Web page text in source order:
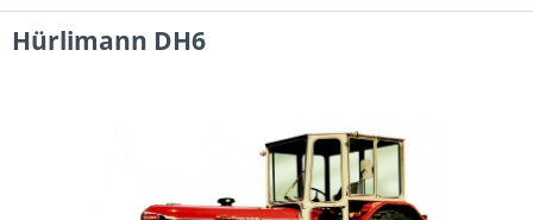
Hürlimann DH6